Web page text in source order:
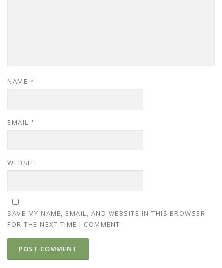
NAME *
EMAIL *
WEBSITE
SAVE MY NAME, EMAIL, AND WEBSITE IN THIS BROWSER
FOR THE NEXT TIME I COMMENT.